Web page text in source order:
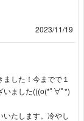
2023/11/19
した！今までで１
いました(((o(*ﾟ∀ﾟ*)
いたします。冷やし